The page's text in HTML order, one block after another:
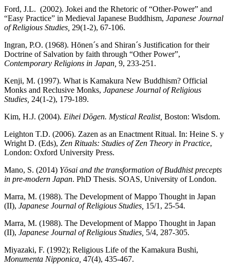
Ford, J.L. (2002). Jokei and the Rhetoric of “Other-Power” and
“Easy Practice” in Medieval Japanese Buddhism, Japanese Journal
of Religious Studies, 29(1-2), 67-106.
Ingran, P.O. (1968). Hōnen´s and Shiran´s Justification for their
Doctrine of Salvation by faith through “Other Power”,
Contemporary Religions in Japan, 9, 233-251.
Kenji, M. (1997). What is Kamakura New Buddhism? Official
Monks and Reclusive Monks, Japanese Journal of Religious
Studies, 24(1-2), 179-189.
Kim, H.J. (2004). Eihei Dōgen. Mystical Realist, Boston: Wisdom.
Leighton T.D. (2006). Zazen as an Enactment Ritual. In: Heine S. y
Wright D. (Eds), Zen Rituals: Studies of Zen Theory in Practice,
London: Oxford University Press.
Mano, S. (2014) Yōsai and the transformation of Buddhist precepts
in pre‐modern Japan. PhD Thesis. SOAS, University of London.
Marra, M. (1988). The Development of Mappo Thought in Japan
(II), Japanese Journal of Religious Studies, 15/1, 25-54.
Marra, M. (1988). The Development of Mappo Thought in Japan
(II), Japanese Journal of Religious Studies, 5/4, 287-305.
Miyazaki, F. (1992); Religious Life of the Kamakura Bushi,
Monumenta Nipponica, 47(4), 435-467.